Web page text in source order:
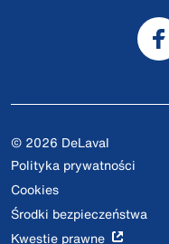
© 2026 DeLaval
Polityka prywatności
Cookies
Środki bezpieczeństwa
Kwestie prawne